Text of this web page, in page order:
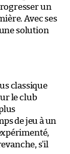
un
Avec ses
solution
classique
le club
de jeu à un
s’il